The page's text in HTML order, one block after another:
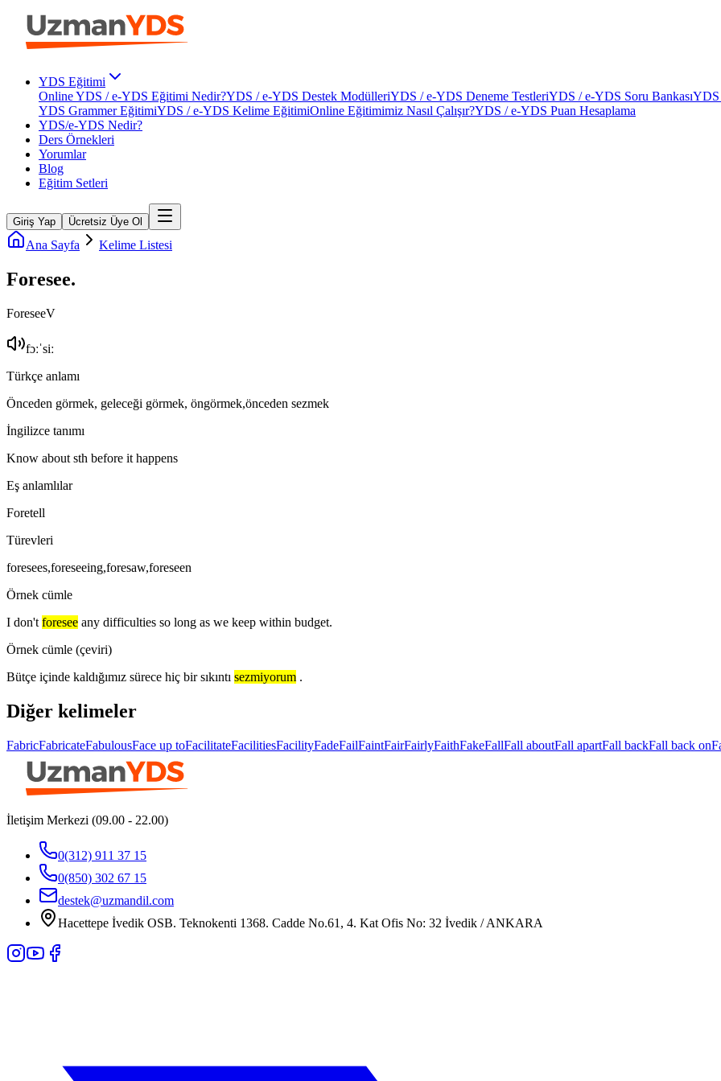
YDS Eğitimi
Online YDS / e-YDS Eğitimi Nedir?YDS / e-YDS Destek ModülleriYDS / e-YDS Deneme TestleriYDS / e-YDS Soru BankasıYDS
YDS Grammer EğitimiYDS / e-YDS Kelime EğitimiOnline Eğitimimiz Nasıl Çalışır?YDS / e-YDS Puan Hesaplama
YDS/e-YDS Nedir?
Ders Örnekleri
Yorumlar
Blog
Eğitim Setleri
Giriş Yap Ücretsiz Üye Ol
Ana Sayfa Kelime Listesi
Foresee.
ForeseeV
fɔːˈsiː
Türkçe anlamı
Önceden görmek, geleceği görmek, öngörmek,önceden sezmek
İngilizce tanımı
Know about sth before it happens
Eş anlamlılar
Foretell
Türevleri
foresees,foreseeing,foresaw,foreseen
Örnek cümle
I don't foresee any difficulties so long as we keep within budget.
Örnek cümle (çeviri)
Bütçe içinde kaldığımız sürece hiç bir sıkıntı sezmiyorum .
Diğer kelimeler
FabricFabricateFabulousFace up toFacilitateFacilitiesFacilityFadeFailFaintFairFairlyFaithFakeFallFall aboutFall apartFall backFall back on
İletişim Merkezi (09.00 - 22.00)
0(312) 911 37 15
0(850) 302 67 15
destek@uzmandil.com
Hacettepe İvedik OSB. Teknokenti 1368. Cadde No.61, 4. Kat Ofis No: 32 İvedik / ANKARA